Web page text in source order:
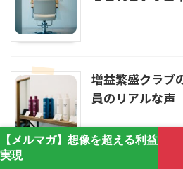
増益繁盛クラブ
員のリアルな声
【メルマガ】想像を超える利益
実現